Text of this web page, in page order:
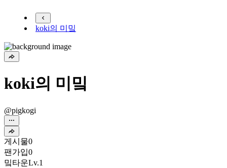
koki의 미밐
koki의 미밐
@pigkogi
게시물0
팬가입0
밐타운Lv.1